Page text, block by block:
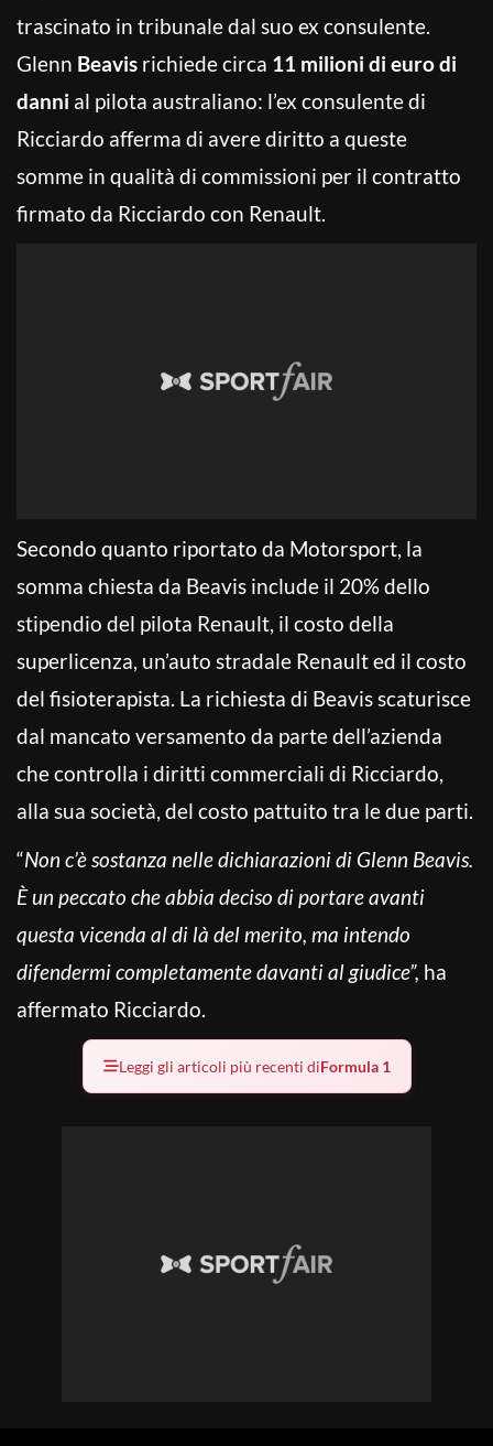
trascinato in tribunale dal suo ex consulente.
Glenn Beavis richiede circa 11 milioni di euro di
danni al pilota australiano: l’ex consulente di
Ricciardo afferma di avere diritto a queste
somme in qualità di commissioni per il contratto
firmato da Ricciardo con Renault.
Secondo quanto riportato da Motorsport, la
somma chiesta da Beavis include il 20% dello
stipendio del pilota Renault, il costo della
superlicenza, un’auto stradale Renault ed il costo
del fisioterapista. La richiesta di Beavis scaturisce
dal mancato versamento da parte dell’azienda
che controlla i diritti commerciali di Ricciardo,
alla sua società, del costo pattuito tra le due parti.
“Non c’è sostanza nelle dichiarazioni di Glenn Beavis.
È un peccato che abbia deciso di portare avanti
questa vicenda al di là del merito, ma intendo
difendermi completamente davanti al giudice”, ha
affermato Ricciardo.
Leggi gli articoli più recenti diFormula 1